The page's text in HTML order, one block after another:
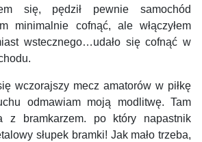
się, pędził pewnie samochód
minimalnie cofnąć, ale włączyłem
wstecznego…udało się cofnąć w
mecz amatorów w piłkę
odmawiam moją modlitwę. Tam
z bramkarzem. po który napastnik
słupek bramki! Jak mało trzeba,